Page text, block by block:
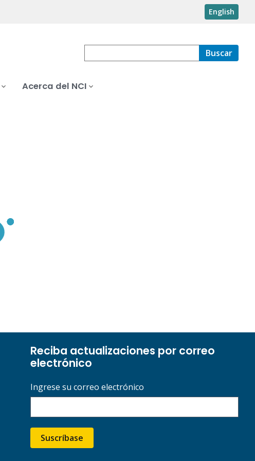
English
Buscar
Acerca del NCI
Reciba actualizaciones por correo
electrónico
Ingrese su correo electrónico
Suscríbase